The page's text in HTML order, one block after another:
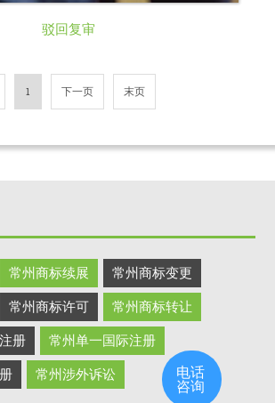
驳回复审
1 下一页 末页
常州商标续展 常州商标变更
常州商标许可 常州商标转让
册 常州单一国际注册
常州涉外诉讼
电话
咨询